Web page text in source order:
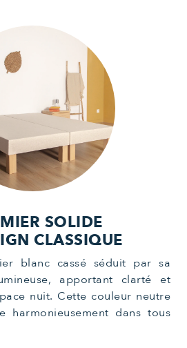
SOLIDE
CLASSIQUE
blanc cassé séduit par sa
apportant clarté et
nuit. Cette couleur neutre
harmonieusement dans tous